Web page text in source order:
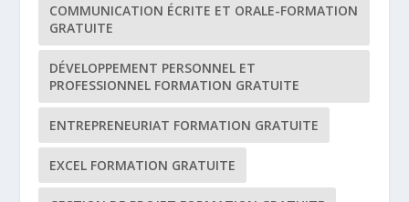
COMMUNICATION ÉCRITE ET ORALE-FORMATION
GRATUITE
DÉVELOPPEMENT PERSONNEL ET
PROFESSIONNEL FORMATION GRATUITE
ENTREPRENEURIAT FORMATION GRATUITE
EXCEL FORMATION GRATUITE